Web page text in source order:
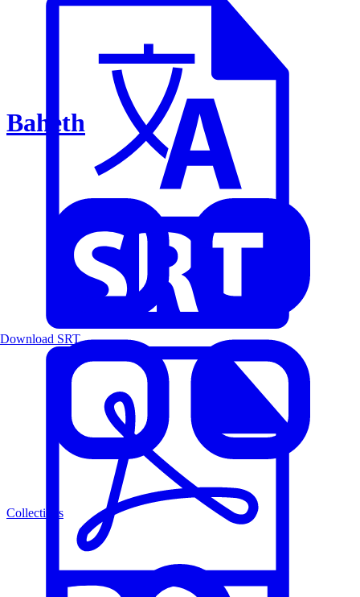
Baheth
Collections
Download SRT